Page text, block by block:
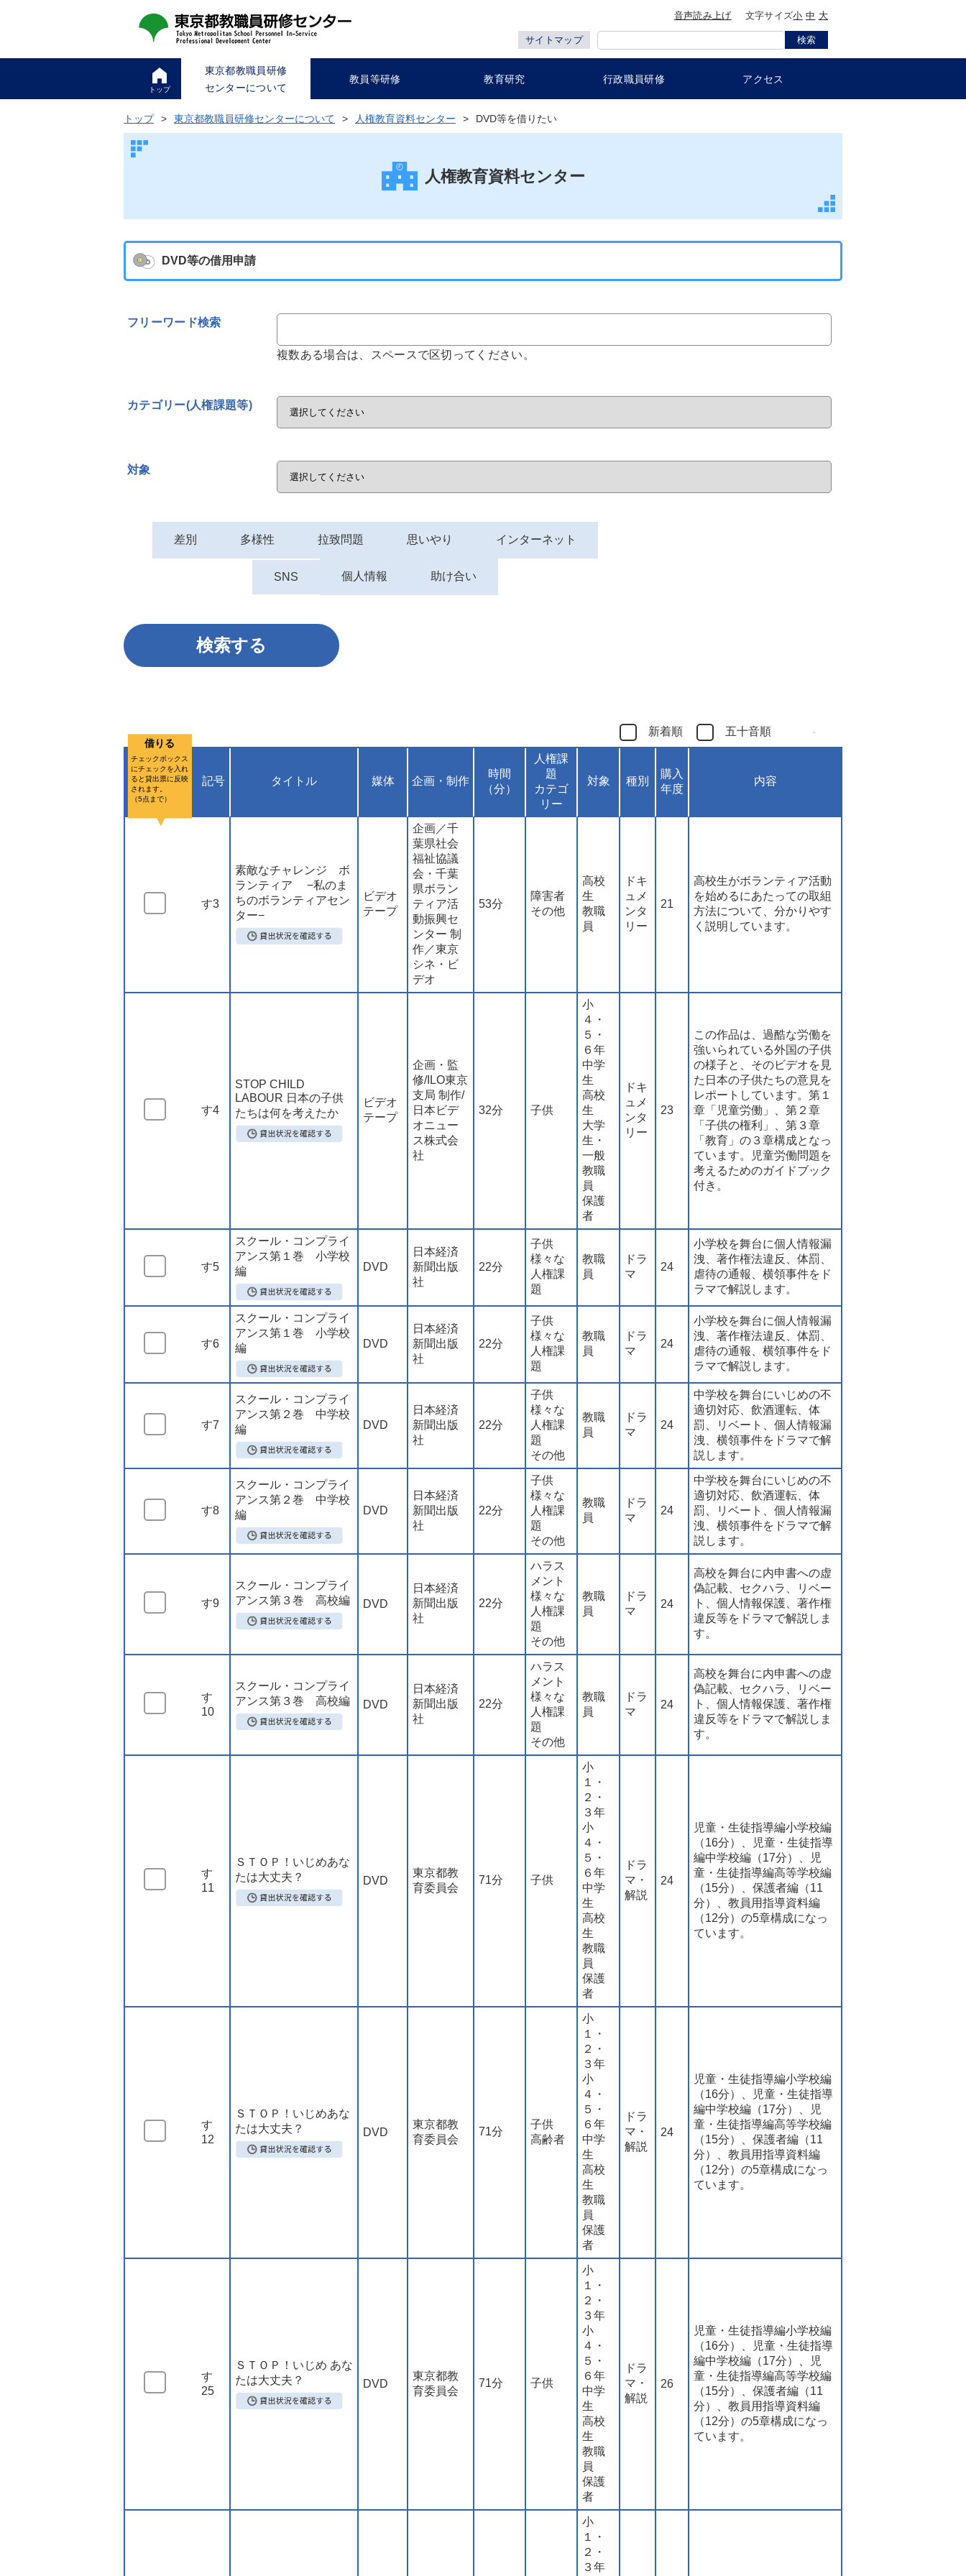
音声読み上げ 文字サイズ小 中 大
サイトマップ
トップ
東京都教職員研修
センターについて
教員等研修 教育研究 行政職員研修 アクセス
トップ 東京都教職員研修センターについて 人権教育資料センター DVD等を借りたい
人権教育資料センター
DVD等の借用申請
フリーワード検索
複数ある場合は、スペースで区切ってください。
カテゴリー(人権課題等)
対象
差別 多様性 拉致問題 思いやり インターネット
SNS 個人情報 助け合い
新着順 五十音順
借りる
チェックボックス
にチェックを入れ
ると貸出票に反映
されます。
（5点まで）
記号 タイトル 媒体 企画・制作
時間
（分）
人権課
題
カテゴ
リー
対象 種別
購入
年度
内容
す3
素敵なチャレンジ ボ
ランティア −私のま
ちのボランティアセン
ター−
ビデオ
テープ
企画／千
葉県社会
福祉協議
会・千葉
県ボラン
ティア活
動振興セ
ンター 制
作／東京
シネ・ビ
デオ
53分
障害者
その他
高校
生
教職
員
ドキ
ュメ
ンタ
リー
21
高校生がボランティア活動
を始めるにあたっての取組
方法について、分かりやす
く説明しています。
す4
STOP CHILD
LABOUR 日本の子供
たちは何を考えたか
ビデオ
テープ
企画・監
修/ILO東京
支局 制作/
日本ビデ
オニュー
ス株式会
社
32分 子供
小
４・
５・
６年
中学
生
高校
生
大学
生・
一般
教職
員
保護
者
ドキ
ュメ
ンタ
リー
23
この作品は、過酷な労働を
強いられている外国の子供
の様子と、そのビデオを見
た日本の子供たちの意見を
レポートしています。第１
章「児童労働」、第２章
「子供の権利」、第３章
「教育」の３章構成となっ
ています。児童労働問題を
考えるためのガイドブック
付き。
す5
スクール・コンプライ
アンス第１巻 小学校
編
DVD
日本経済
新聞出版
社
22分
子供
様々な
人権課
題
教職
員
ドラ
マ
24
小学校を舞台に個人情報漏
洩、著作権法違反、体罰、
虐待の通報、横領事件をド
ラマで解説します。
す6
スクール・コンプライ
アンス第１巻 小学校
編
DVD
日本経済
新聞出版
社
22分
子供
様々な
人権課
題
教職
員
ドラ
マ
24
小学校を舞台に個人情報漏
洩、著作権法違反、体罰、
虐待の通報、横領事件をド
ラマで解説します。
す7
スクール・コンプライ
アンス第２巻 中学校
編
DVD
日本経済
新聞出版
社
22分
子供
様々な
人権課
題
その他
教職
員
ドラ
マ
24
中学校を舞台にいじめの不
適切対応、飲酒運転、体
罰、リベート、個人情報漏
洩、横領事件をドラマで解
説します。
す8
スクール・コンプライ
アンス第２巻 中学校
編
DVD
日本経済
新聞出版
社
22分
子供
様々な
人権課
題
その他
教職
員
ドラ
マ
24
中学校を舞台にいじめの不
適切対応、飲酒運転、体
罰、リベート、個人情報漏
洩、横領事件をドラマで解
説します。
す9
スクール・コンプライ
アンス第３巻 高校編
DVD
日本経済
新聞出版
社
22分
ハラス
メント
様々な
人権課
題
その他
教職
員
ドラ
マ
24
高校を舞台に内申書への虚
偽記載、セクハラ、リベー
ト、個人情報保護、著作権
違反等をドラマで解説しま
す。
す
10
スクール・コンプライ
アンス第３巻 高校編
DVD
日本経済
新聞出版
社
22分
ハラス
メント
様々な
人権課
題
その他
教職
員
ドラ
マ
24
高校を舞台に内申書への虚
偽記載、セクハラ、リベー
ト、個人情報保護、著作権
違反等をドラマで解説しま
す。
す
11
ＳＴＯＰ！いじめあな
たは大丈夫？
DVD
東京都教
育委員会
71分 子供
小
１・
２・
３年
小
４・
５・
６年
中学
生
高校
生
教職
員
保護
者
ドラ
マ・
解説
24
児童・生徒指導編小学校編
（16分）、児童・生徒指導
編中学校編（17分）、児
童・生徒指導編高等学校編
（15分）、保護者編（11
分）、教員用指導資料編
（12分）の5章構成になっ
ています。
す
12
ＳＴＯＰ！いじめあな
たは大丈夫？
DVD
東京都教
育委員会
71分
子供
高齢者
小
１・
２・
３年
小
４・
５・
６年
中学
生
高校
生
教職
員
保護
者
ドラ
マ・
解説
24
児童・生徒指導編小学校編
（16分）、児童・生徒指導
編中学校編（17分）、児
童・生徒指導編高等学校編
（15分）、保護者編（11
分）、教員用指導資料編
（12分）の5章構成になっ
ています。
す
25
ＳＴＯＰ！いじめ あな
たは大丈夫？
DVD
東京都教
育委員会
71分 子供
小
１・
２・
３年
小
４・
５・
６年
中学
生
高校
生
教職
員
保護
者
ドラ
マ・
解説
26
児童・生徒指導編小学校編
（16分）、児童・生徒指導
編中学校編（17分）、児
童・生徒指導編高等学校編
（15分）、保護者編（11
分）、教員用指導資料編
（12分）の5章構成になっ
ています。
小
１・
２・
３年